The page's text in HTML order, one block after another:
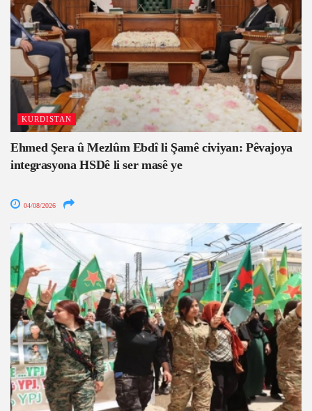
KURDISTAN
Ehmed Şera û Mezlûm Ebdî li Şamê civiyan: Pêvajoya
integrasyona HSDê li ser masê ye
04/08/2026